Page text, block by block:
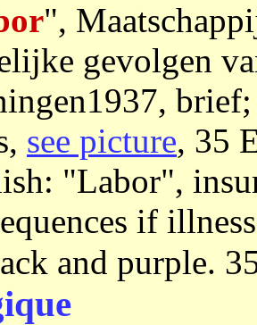
",
gevolgen
see picture, 35
"Labor",
if
and purple.